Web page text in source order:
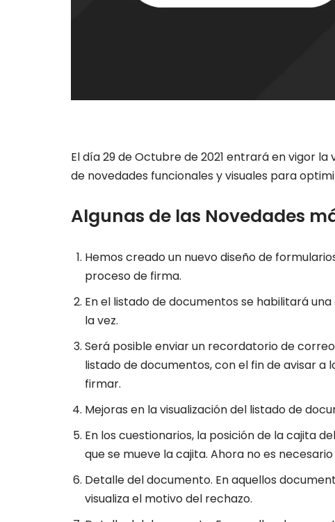
El día 29 de Octubre de 2021 entrará en vigor la
de novedades funcionales y visuales para
Algunas de las Novedades
Hemos creado un nuevo diseño de
proceso de firma.
En el listado de documentos se habilitará
la vez.
Será posible enviar un recordatorio de
listado de documentos, con el fin de avisar
firmar.
Mejoras en la visualización del listado de
En los cuestionarios, la posición de la cajita
que se mueve la cajita. Ahora no es
Detalle del documento. En aquellos
visualiza el motivo del rechazo.